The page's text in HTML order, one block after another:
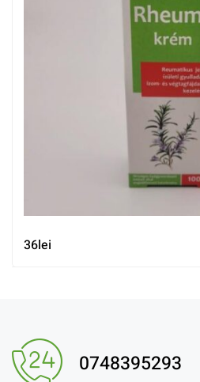
36lei
0748395293